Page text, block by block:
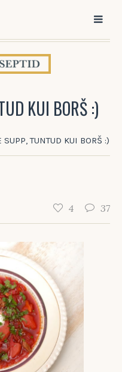
KUI BORŠ :)
SUPP, TUNTUD KUI BORŠ :)
37
4